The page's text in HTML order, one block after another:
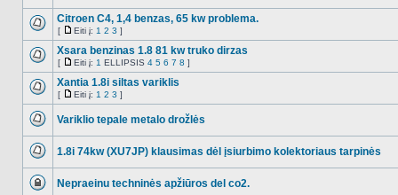
NO_UNREAD_POSTS
Citroen C4, 1,4 benzas, 65 kw problema.
[
Eiti
į
Eiti į: 1 2 3 ]
NO_UNREAD_POSTS
Xsara benzinas 1.8 81 kw truko dirzas
[
Eiti
į
Eiti į: 1 ELLIPSIS 4 5 6 7 8 ]
NO_UNREAD_POSTS
Xantia 1.8i siltas variklis
[
Eiti
Eiti į: 1 2 3 ]
Variklio tepale metalo drožlės
1.8i 74kw (XU7JP) klausimas dėl įsiurbimo kolektoriaus tarpinės
Nepraeinu techninės apžiūros del co2.